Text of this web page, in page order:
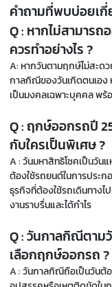
คำถามที่พบบ่อยเ
Q : หากไม่สามาร
ควรทำอย่างไร ?
A: หากวันตามฤกษ์ไม่สะด
กาลกิณีของวันเกิดตนเอง
เป็นมงคลเฉพาะบุคคล พร้
Q :ฤกษ์ออกรถปี
กับใครเป็นพิเศษ ?
A : วันมหาสิทธิโชคเป็นวัน
ต้องใช้รถยนต์ในการประ
ธุรกิจที่ต้องใช้รถเดินทางไป
งานราบรื่นและได้กำไร
Q : วันกาลกิณีตาม
เลือกฤกษ์ออกรถ ?
A : วันกาลกิณีถือเป็นวันต้